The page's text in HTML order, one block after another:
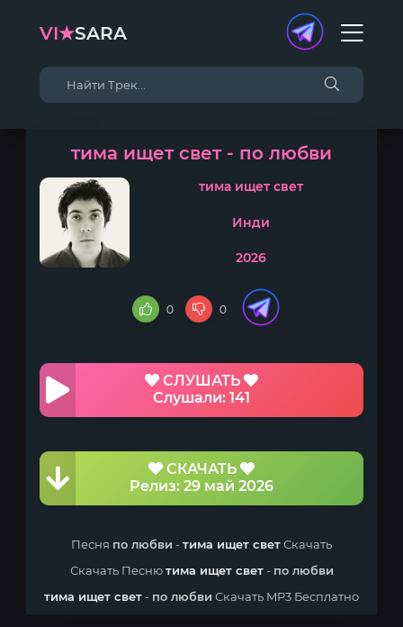
VI★SARA
тима ищет свет - по любви
тима ищет свет
Инди
2026
0 0
СЛУШАТЬ
Слушали: 141
СКАЧАТЬ
Релиз: 29 май 2026
Песня по любви -тима ищет светСкачать
Скачать Песнютима ищет свет- по любви
тима ищет свет- по любви Скачать MP3 Бесплатно